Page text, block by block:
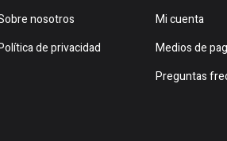
nosotros
de privacidad
Mi cuenta
Medios de
Preguntas